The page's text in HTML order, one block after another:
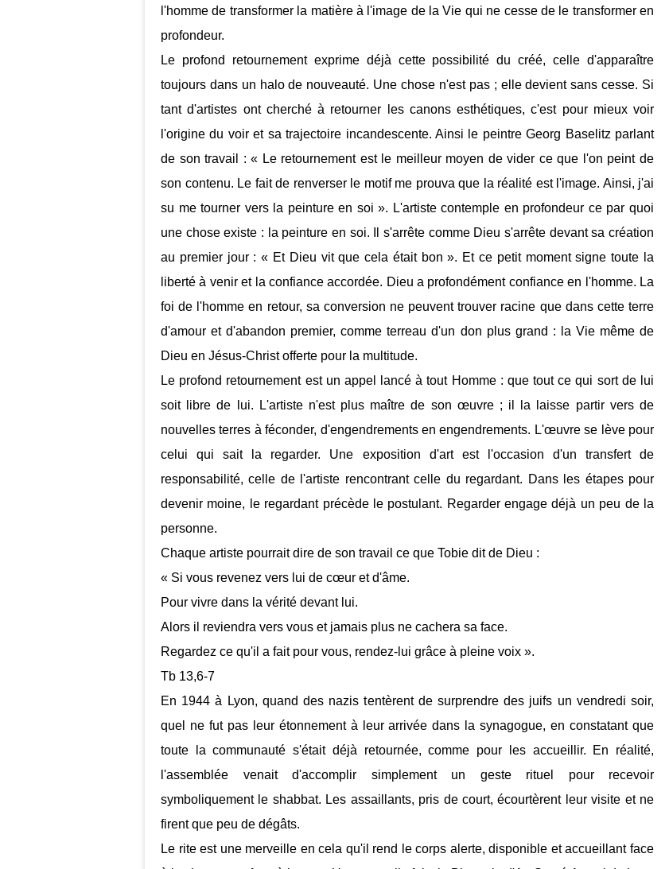
l'homme de transformer la matière à l'image de la Vie qui ne cesse de le transformer en
profondeur.
Le profond retournement exprime déjà cette possibilité du créé, celle d'apparaître
toujours dans un halo de nouveauté. Une chose n'est pas ; elle devient sans cesse. Si
tant d'artistes ont cherché à retourner les canons esthétiques, c'est pour mieux voir
l'origine du voir et sa trajectoire incandescente. Ainsi le peintre Georg Baselitz parlant
de son travail : « Le retournement est le meilleur moyen de vider ce que l'on peint de
son contenu. Le fait de renverser le motif me prouva que la réalité est l'image. Ainsi, j'ai
su me tourner vers la peinture en soi ». L'artiste contemple en profondeur ce par quoi
une chose existe : la peinture en soi. Il s'arrête comme Dieu s'arrête devant sa création
au premier jour : « Et Dieu vit que cela était bon ». Et ce petit moment signe toute la
liberté à venir et la confiance accordée. Dieu a profondément confiance en l'homme. La
foi de l'homme en retour, sa conversion ne peuvent trouver racine que dans cette terre
d'amour et d'abandon premier, comme terreau d'un don plus grand : la Vie même de
Dieu en Jésus-Christ offerte pour la multitude.
Le profond retournement est un appel lancé à tout Homme : que tout ce qui sort de lui
soit libre de lui. L'artiste n'est plus maître de son œuvre ; il la laisse partir vers de
nouvelles terres à féconder, d'engendrements en engendrements. L'œuvre se lève pour
celui qui sait la regarder. Une exposition d'art est l'occasion d'un transfert de
responsabilité, celle de l'artiste rencontrant celle du regardant. Dans les étapes pour
devenir moine, le regardant précède le postulant. Regarder engage déjà un peu de la
personne.
Chaque artiste pourrait dire de son travail ce que Tobie dit de Dieu :
« Si vous revenez vers lui de cœur et d'âme.
Pour vivre dans la vérité devant lui.
Alors il reviendra vers vous et jamais plus ne cachera sa face.
Regardez ce qu'il a fait pour vous, rendez-lui grâce à pleine voix ».
Tb 13,6-7
En 1944 à Lyon, quand des nazis tentèrent de surprendre des juifs un vendredi soir,
quel ne fut pas leur étonnement à leur arrivée dans la synagogue, en constatant que
toute la communauté s'était déjà retournée, comme pour les accueillir. En réalité,
l'assemblée venait d'accomplir simplement un geste rituel pour recevoir
symboliquement le shabbat. Les assaillants, pris de court, écourtèrent leur visite et ne
firent que peu de dégâts.
Le rite est une merveille en cela qu'il rend le corps alerte, disponible et accueillant face